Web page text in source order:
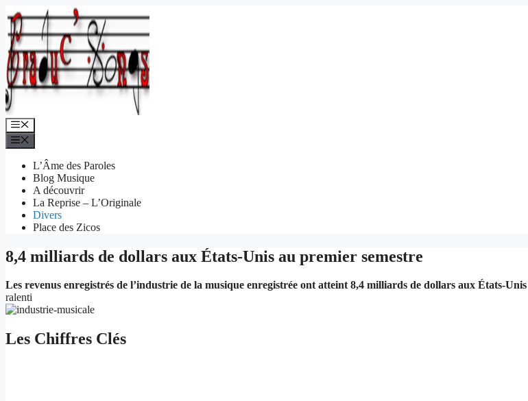
Aller
au
contenu
Menu
L’Âme des Paroles
Blog Musique
A découvrir
La Reprise – L’Originale
Divers
Place des Zicos
8,4 milliards de dollars aux États-Unis au premier semestre
Les revenus enregistrés de l’industrie de la musique enregistrée ont atteint 8,4 milliards de dollars aux États-
ralenti
Les Chiffres Clés